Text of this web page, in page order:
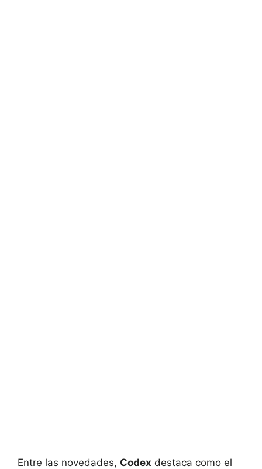
Entre las novedades, Codex destaca como el